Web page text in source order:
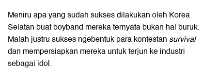
Meniru apa yang sudah sukses dilakukan oleh Korea
Selatan buat boyband mereka ternyata bukan hal buruk.
Malah justru sukses ngebentuk para kontestan survival
dan mempersiapkan mereka untuk terjun ke industri
sebagai idol.